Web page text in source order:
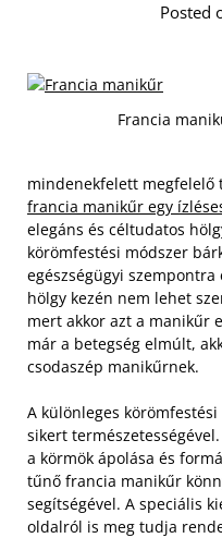
Posted
Francia
mindenekfelett megfelelő
francia manikűr egy
elegáns és céltudatos
körömfestési módszer
egészségügyi
hölgy kezén nem lehet
mert akkor azt a manikűr
már a betegség elmúlt,
csodaszép manikűrnek.
A különleges
sikert
a körmök ápolása és
tűnő francia manikűr
segítségével. A speciális
oldalról is meg tudja